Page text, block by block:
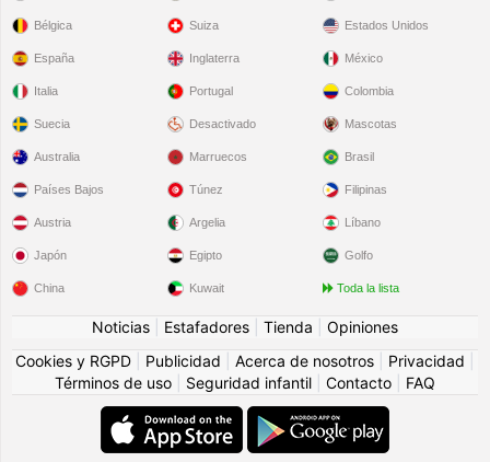
Bélgica
España
Italia
Suecia
Suiza
Inglaterra
Portugal
Desactivado
Estados Unidos
México
Colombia
Mascotas
Australia
Países Bajos
Austria
Japón
China
Marruecos
Túnez
Argelia
Egipto
Kuwait
Brasil
Filipinas
Líbano
Golfo
Toda la lista
Noticias Estafadores Tienda
Opiniones
Cookies y RGPD
Publicidad Acerca de nosotros Privacidad
Términos de uso
Seguridad infantil Contacto FAQ